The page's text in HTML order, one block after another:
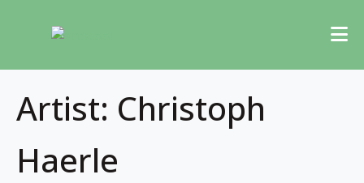
Artist: Christoph
Haerle